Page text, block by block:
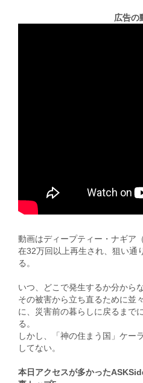
広告の
動画はディープティー・ナギア
在32万回以上再生され、狙い通
る。
いつ、どこで発生するか分から
その被害から立ち直るために並
に、災害前の暮らしに戻るまで
る。
しかし、「神の住まう国」ケー
してない。
本日アクセスが多かった